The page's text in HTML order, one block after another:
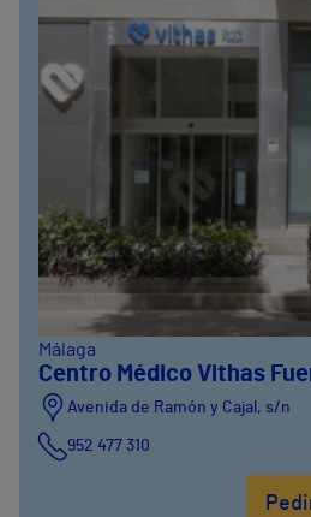
Málaga
Centro Médico Vithas
Avenida de Ramón y Cajal, s/n
952 477 310